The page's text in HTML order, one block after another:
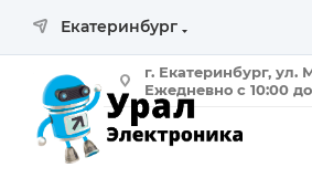
Екатеринбург
г. Екатеринбург,
Ежедневно с 10:00